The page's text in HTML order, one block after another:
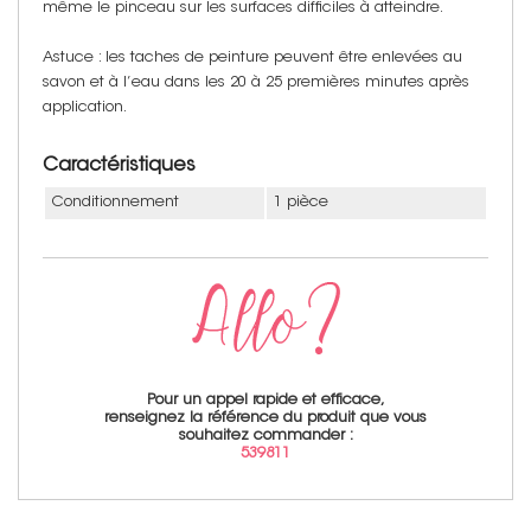
même le pinceau sur les surfaces difficiles à atteindre.
Astuce : les taches de peinture peuvent être enlevées au
savon et à l’eau dans les 20 à 25 premières minutes après
application.
Caractéristiques
Conditionnement 1 pièce
Pour un appel rapide et efficace,
renseignez la référence du produit que vous
souhaitez commander :
539811